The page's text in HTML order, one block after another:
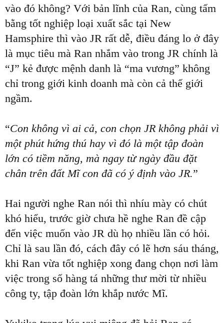
vào đó không? Với bản lĩnh của Ran, cùng tấm
bằng tốt nghiệp loại xuất sắc tại New
Hamsphire thì vào JR rất dễ, điều đáng lo ở đây
là mục tiêu mà Ran nhắm vào trong JR chính là
“J” kẻ được mệnh danh là “ma vương” không
chỉ trong giới kinh doanh mà còn cả thế giới
ngầm.
“Con không vì ai cả, con chọn JR không phải vì
một phút hứng thú hay vì đó là một tập đoàn
lớn có tiềm năng, mà ngay từ ngày đầu đặt
chân trên đất Mĩ con đã có ý định vào JR.”
Hai người nghe Ran nói thì nhíu mày có chút
khó hiểu, trước giờ chưa hề nghe Ran đề cập
đến việc muốn vào JR dù họ nhiều lần có hỏi.
Chỉ là sau lần đó, cách đây có lẽ hơn sáu tháng,
khi Ran vừa tốt nghiệp xong đang chọn nơi làm
việc trong số hàng tá những thư mời từ nhiều
công ty, tập đoàn lớn khắp nước Mĩ.